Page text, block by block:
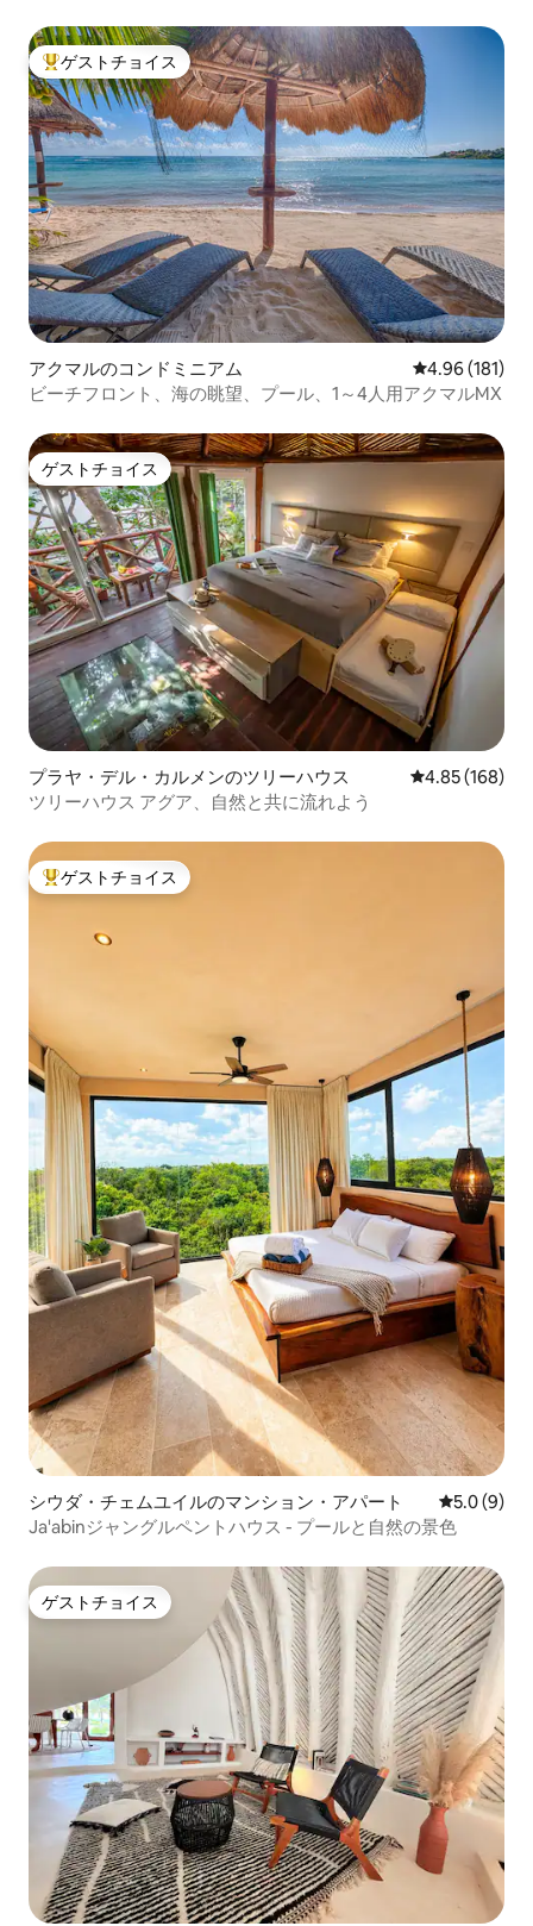
大好評のゲストチョイスです。
ゲストチョイス
アクマルのコンドミニアム レビュー181
4.96 (181)
ビーチフロント、海の眺望、プール、1～4人用アクマルMX
ゲストチョイス
ゲストチョイス
プラヤ・デル・カルメンのツリーハウス レビュー168
4.85 (168)
ツリーハウス アグア、自然と共に流れよう
大好評のゲストチョイスです。
ゲストチョイス
シウダ・チェムユイルのマンション・アパート レビュー9
5.0 (9)
Ja'abinジャングルペントハウス - プールと自然の景色
ゲストチョイス
ゲストチョイス